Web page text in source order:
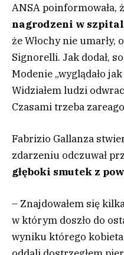
ANSA poinformowała,
nagrodzeni w
że Włochy nie umarły,
Signorelli. Jak dodał,
Modenie „wyglądało
Widziałem ludzi
Czasami trzeba
Fabrizio Gallanza
zdarzeniu odczuwał
głęboki smutek z
– Znajdowałem się
w którym doszło do
wyniku którego